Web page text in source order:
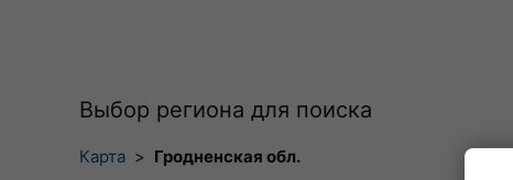
Выбор региона для поиска
Карта > Гродненская обл.